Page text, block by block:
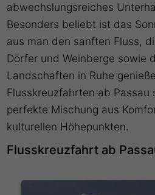
abwechslungsreiches
Besonders beliebt ist das
aus man den sanften Fluss,
Dörfer und Weinberge sowie
Landschaften in Ruhe
Flusskreuzfahrten ab Passau
perfekte Mischung aus
kulturellen Höhepunkten.
Flusskreuzfahrt ab